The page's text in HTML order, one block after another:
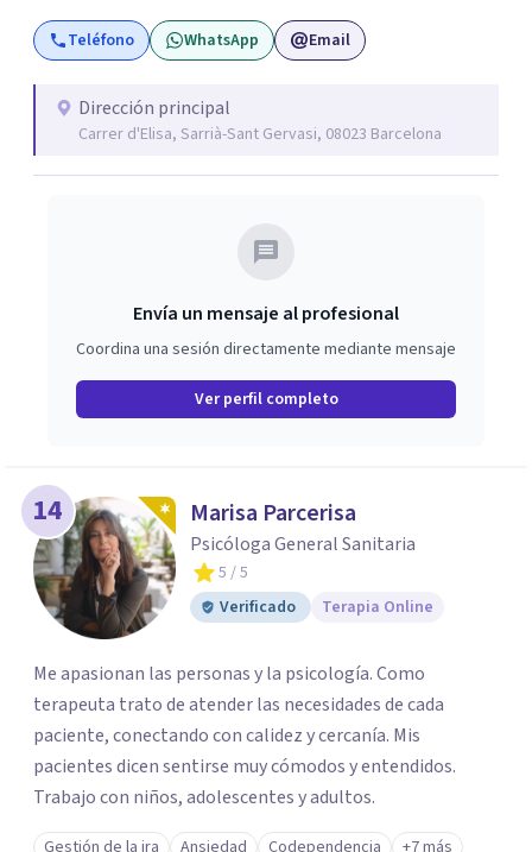
poder llevar a cabo unos tratamientos de alto nivel. Mas
Ferriol está orientado a todas aquellas personas que
profesional.
Teléfono WhatsApp Email
Dirección principal
Carrer d'Elisa, Sarrià-Sant Gervasi, 08023 Barcelona
Envía un mensaje al profesional
Coordina una sesión directamente mediante mensaje
Ver perfil completo
14 Marisa Parcerisa
Psicóloga General Sanitaria
5 / 5
Verificado
Terapia Online
Me apasionan las personas y la psicología. Como
terapeuta trato de atender las necesidades de cada
paciente, conectando con calidez y cercanía. Mis
pacientes dicen sentirse muy cómodos y entendidos.
Trabajo con niños, adolescentes y adultos.
Gestión de la ira Ansiedad Codependencia +7 más